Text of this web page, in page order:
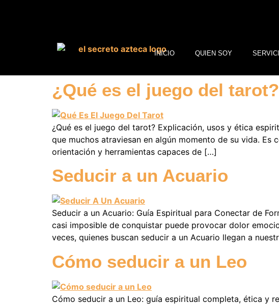
INICIO QUIEN SOY
¿Qué es el juego del tarot?
¿Qué es el juego del tarot? Explicación, usos y ética
que muchos atraviesan en algún momento de su vida.
orientación y herramientas capaces de […]
Seducir a un Acuario
Seducir a un Acuario: Guía Espiritual para Conectar de
casi imposible de conquistar puede provocar dolor
veces, quienes buscan seducir a un Acuario llegan a
Cómo seducir a un Leo
Cómo seducir a un Leo: guía espiritual completa, ética y